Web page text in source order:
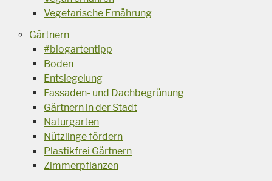
Vegetarische Ernährung
Gärtnern
#biogartentipp
Boden
Entsiegelung
Fassaden- und Dachbegrünung
Gärtnern in der Stadt
Naturgarten
Nützlinge fördern
Plastikfrei Gärtnern
Zimmerpflanzen